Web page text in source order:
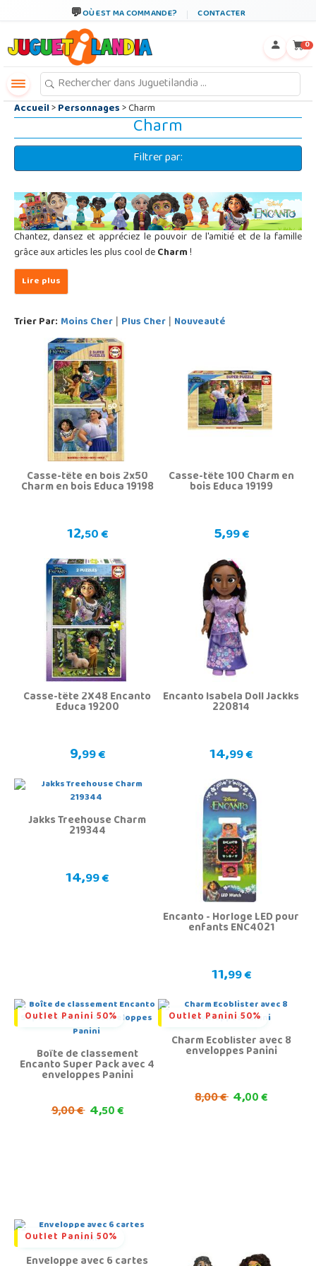
OÙ EST MA COMMANDE? CONTACTER
0
Accueil>Personnages> Charm
Charm
Filtrer par:
Chantez, dansez et appréciez le pouvoir de l'amitié et de la famille
grâce aux articles les plus cool deCharm!
Trier Par: Moins Cher | Plus Cher | Nouveauté
Casse-tête en bois 2x50
Charm en bois Educa 19198
12,50 €
Casse-tête 100 Charm en
bois Educa 19199
5,99 €
Casse-tête 2X48 Encanto
Educa 19200
9,99 €
Encanto Isabela Doll Jackks
220814
14,99 €
Jakks Treehouse Charm
219344
14,99 €
Encanto - Horloge LED pour
enfants ENC4021
11,99 €
Outlet Panini 50%
Boîte de classement
Encanto Super Pack avec 4
enveloppes Panini
9,00 € 4,50 €
Outlet Panini 50%
Charm Ecoblister avec 8
enveloppes Panini
8,00 € 4,00 €
Outlet Panini 50%